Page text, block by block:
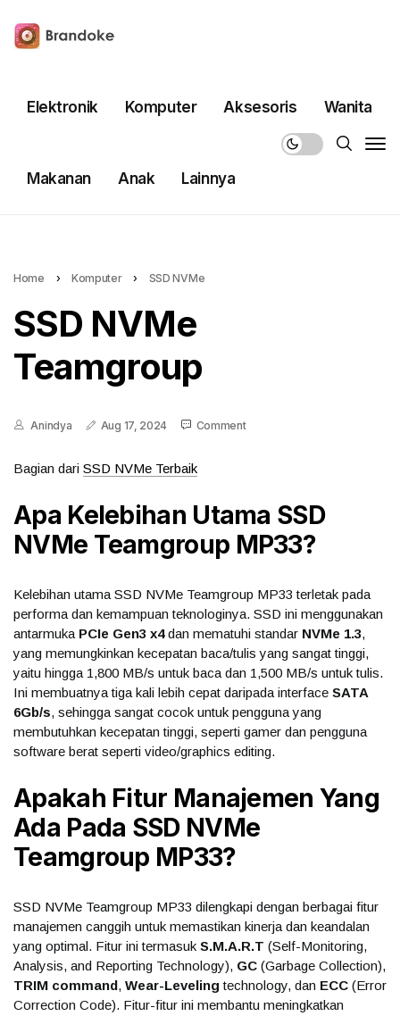
Elektronik Komputer Aksesoris Wanita
Makanan Anak Lainnya
Home › Komputer › SSD NVMe
SSD NVMe
Teamgroup
Anindya Aug 17, 2024 Comment
Bagian dari SSD NVMe Terbaik
Apa Kelebihan Utama SSD
NVMe Teamgroup MP33?
Kelebihan utama SSD NVMe Teamgroup MP33 terletak pada
performa dan kemampuan teknologinya. SSD ini menggunakan
antarmuka PCIe Gen3 x4dan mematuhi standar NVMe 1.3,
yang memungkinkan kecepatan baca/tulis yang sangat tinggi,
yaitu hingga 1,800 MB/s untuk baca dan 1,500 MB/s untuk tulis.
Ini membuatnya tiga kali lebih cepat daripada interface SATA
6Gb/s, sehingga sangat cocok untuk pengguna yang
membutuhkan kecepatan tinggi, seperti gamer dan pengguna
software berat seperti video/graphics editing.
Apakah Fitur Manajemen Yang
Ada Pada SSD NVMe
Teamgroup MP33?
SSD NVMe Teamgroup MP33 dilengkapi dengan berbagai fitur
manajemen canggih untuk memastikan kinerja dan keandalan
yang optimal. Fitur ini termasuk S.M.A.R.T (Self-Monitoring,
Analysis, and Reporting Technology), GC (Garbage Collection),
TRIM command, Wear-Leveling technology, dan ECC (Error
Correction Code). Fitur-fitur ini membantu meningkatkan